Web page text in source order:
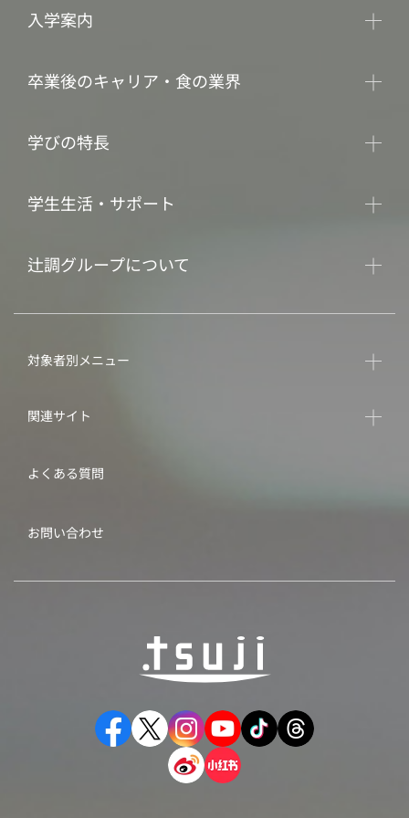
入学案内
卒業後のキャリア・食の業界
学びの特長
学生生活・サポート
辻調グループについて
対象者別メニュー
関連サイト
よくある質問
お問い合わせ